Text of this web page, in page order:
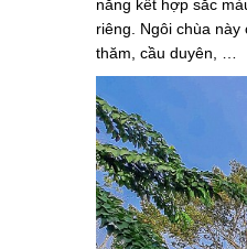
năng kết hợp sắc
riêng. Ngôi chùa
thăm, cầu duyên, …